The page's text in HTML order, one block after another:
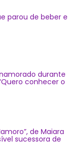
parou de beber e
durante
conhecer o
de Maiara
sucessora de